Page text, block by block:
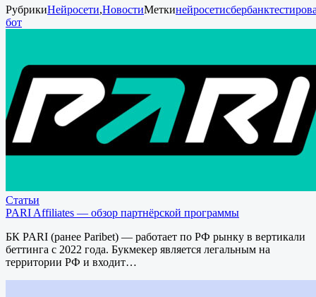
РубрикиНейросети,НовостиМеткинейросетисбербанк
бот
Статьи
PARI Affiliates — обзор партнёрской программы
БК PARI (ранее Paribet) — работает по РФ рынку в вертикали
беттинга с 2022 года. Букмекер является легальным на
территории РФ и входит…